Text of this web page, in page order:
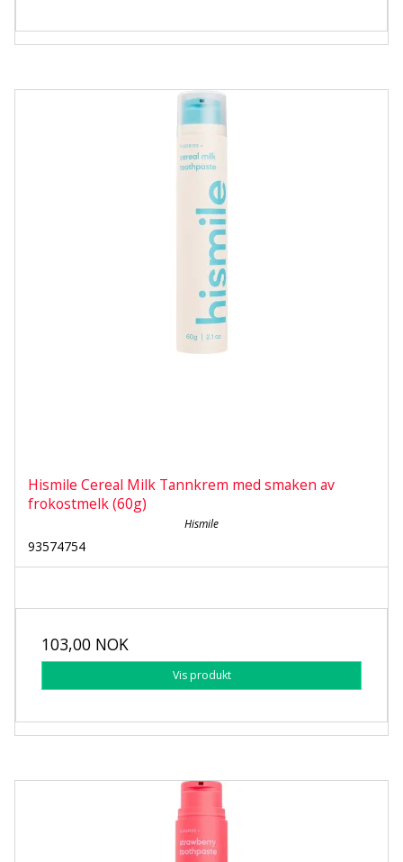
Hismile Cereal Milk Tannkrem med smaken av
frokostmelk (60g)
Hismile
93574754
103,00 NOK
Vis produkt